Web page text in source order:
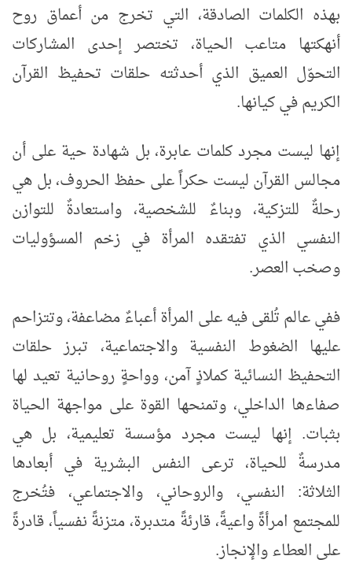
بهذه الكلمات الصادقة، التي تخرج من أعماق روح
أنهكتها متاعب الحياة، تختصر إحدى المشاركات
التحوّل العميق الذي أحدثته حلقات تحفيظ القرآن
الكريم في كيانها.
إنها ليست مجرد كلمات عابرة، بل شهادة حية على أن
مجالس القرآن ليست حكراً على حفظ الحروف، بل هي
رحلةٌ للتزكية، وبناءٌ للشخصية، واستعادةٌ للتوازن
النفسي الذي تفتقده المرأة في زخم المسؤوليات
وصخب العصر.
ففي عالم تُلقى فيه على المرأة أعباءٌ مضاعفة، وتتزاحم
عليها الضغوط النفسية والاجتماعية، تبرز حلقات
التحفيظ النسائية كملاذٍ آمن، وواحةٍ روحانية تعيد لها
صفاءها الداخلي، وتمنحها القوة على مواجهة الحياة
بثبات. إنها ليست مجرد مؤسسة تعليمية، بل هي
مدرسةٌ للحياة، ترعى النفس البشرية في أبعادها
الثلاثة: النفسي، والروحاني، والاجتماعي، فتُخرج
للمجتمع امرأةً واعيةً، قارئةً متدبرة، متزنةً نفسياً، قادرةً
على العطاء والإنجاز.